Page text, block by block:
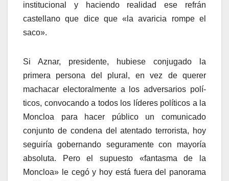
institucional y haciendo realidad ese refrán
castellano que dice que «la avaricia rompe el
saco».
Si Aznar, presidente, hubiese conjugado la
primera persona del plural, en vez de querer
machacar electoralmente a los adversarios polí­
ticos, convocando a todos los lí­deres polí­ticos a la
Moncloa para hacer público un comunicado
conjunto de condena del atentado terrorista, hoy
seguirí­a gobernando seguramente con mayorí­a
absoluta. Pero el supuesto «fantasma de la
Moncloa» le cegó y hoy está fuera del panorama